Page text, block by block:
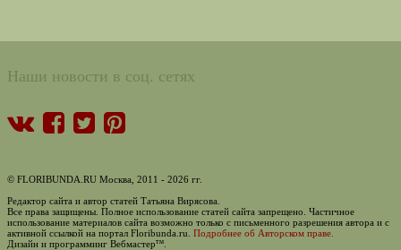
Наши новости в соц. сетях
© FLORIBUNDA.RU Москва, 2011 - 2026 гг.
Редактор сайта и автор статей Татьяна Вирясова.
Все права защищены. Полное использование статей сайта запрещено. Частичное
использование материалов сайта возможно только с письменного разрешения автора и с
активной ссылкой на портал Floribunda.ru. Подробнее об Авторском праве.
Дизайн и программинг Вебмастертм.